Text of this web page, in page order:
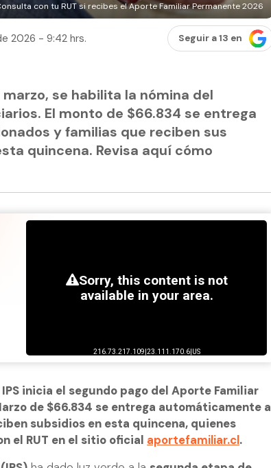
con tu RUT si recibes el Aporte Familiar Permanente 2026
2026 - 9:42 hrs. Seguir a 13 en
se habilita la nómina del
El monto de $66.834 se entrega
y familias que reciben sus
quincena. Revisa aquí cómo
inicia el segundo pago del Aporte Familiar
de $66.834 se entrega automáticamente a
subsidios en esta quincena, quienes
el RUT en el sitio oficial aportefamiliar.cl.